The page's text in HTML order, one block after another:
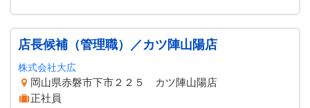
店長候補（管理職）／カツ陣山陽店
株式会社大広
岡山県赤磐市下市２２５ カツ陣山陽店
正社員